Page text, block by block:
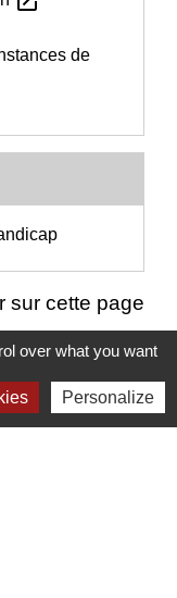
de
sur cette page
over what you want
Personalize